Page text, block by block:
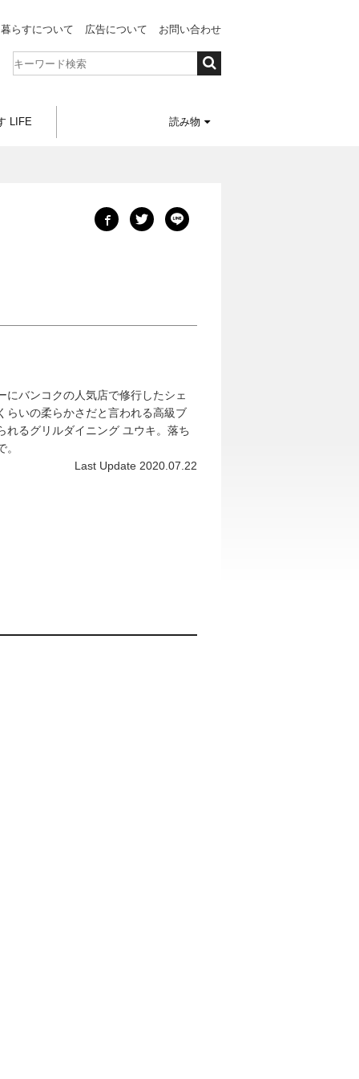
暮らすについて 広告について お問い合わせ
LIFE 読み物
にバンコクの人気店で修行したシェ
らいの柔らかさだと言われる高級ブ
れるグリルダイニング ユウキ。落ち
Last Update 2020.07.22